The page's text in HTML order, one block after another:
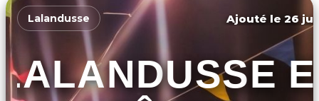
Lalandusse Ajouté le 26